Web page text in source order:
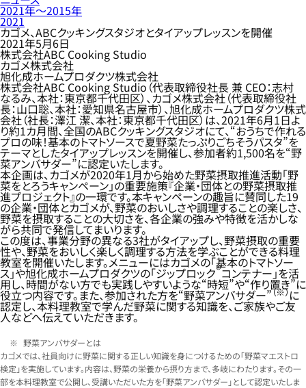
2021年〜2015年
2021
カゴメ、ABCクッキングスタジオとタイアップレッスンを開催
2021年5月6日
株式会社ABC Cooking Studio
カゴメ株式会社
旭化成ホームプロダクツ株式会社
株式会社ABC Cooking Studio（代表取締役社長 兼 CEO：志村
なるみ、本社：東京都千代田区）、カゴメ株式会社（代表取締役社
長：山口聡、本社：愛知県名古屋市）、旭化成ホームプロダクツ株式
会社（社長：澤江 潔、本社：東京都千代田区）は、2021年6月1日よ
り約1カ月間、全国のABCクッキングスタジオにて、“おうちで作れる
プロの味！基本のトマトソースで夏野菜たっぷりごちそうパスタ”を
テーマとしたタイアップレッスンを開催し、参加者約1,500名を“野
菜アンバサダー”に認定いたします。
本企画は、カゴメが2020年1月から始めた野菜摂取推進活動「野
菜をとろうキャンペーン」の重要施策『企業・団体との野菜摂取推
進プロジェクト』の一環です。本キャンペーンの趣旨に賛同した19
の企業・団体とカゴメが、野菜のおいしさや調理することの楽しさ、
野菜を摂取することの大切さを、各企業の強みや特徴を活かしな
がら共同で発信してまいります。
この度は、事業分野の異なる3社がタイアップし、野菜摂取の重要
性や、野菜をおいしく楽しく調理する方法を学ぶことができる料理
教室を開催いたします。メニューにはカゴメの「基本のトマトソー
ス」や旭化成ホームプロダクツの「ジップロック®コンテナー」を活
用し、時間がない方でも実践しやすいような“時短”や“作り置き”に
役立つ内容です。また、参加された方を“野菜アンバサダー”（※）に
認定し、本料理教室で学んだ野菜に関する知識を、ご家族やご友
人などへ伝えていただきます。
野菜アンバサダーとは
カゴメでは、社員向けに野菜に関する正しい知識を身につけるための「野菜マエストロ
検定」を実施しています。内容は、野菜の栄養から摂り方まで、多岐にわたります。その一
部を本料理教室で公開し、受講いただいた方を「野菜アンバサダー」として認定いたしま